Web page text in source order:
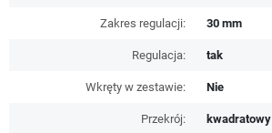
Zakres regulacji: 30 mm
Regulacja: tak
Wkręty w zestawie: Nie
Przekrój: kwadratowy